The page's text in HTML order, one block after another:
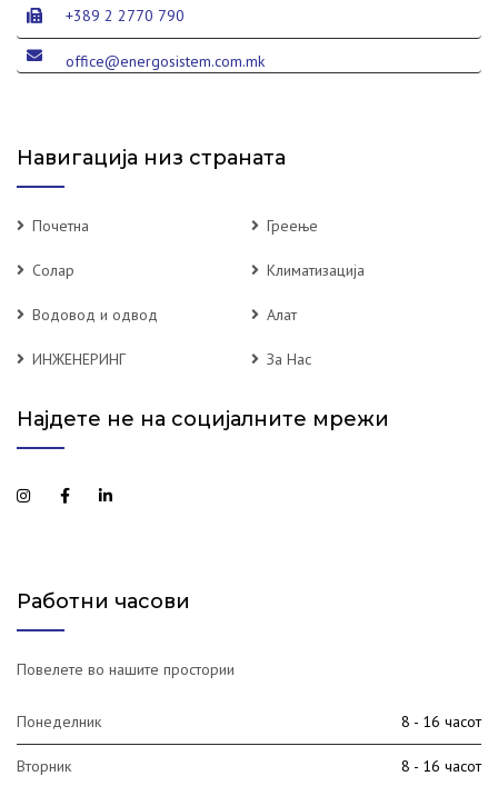
+389 2 2770 790
office@energosistem.com.mk
Навигација низ страната
Почетна Греење
Солар Климатизација
Водовод и одвод Алат
ИНЖЕНЕРИНГ За Нас
Најдете не на социјалните мрежи
Работни часови
Повелете во нашите простории
Понеделник 8 - 16 часот
Вторник 8 - 16 часот